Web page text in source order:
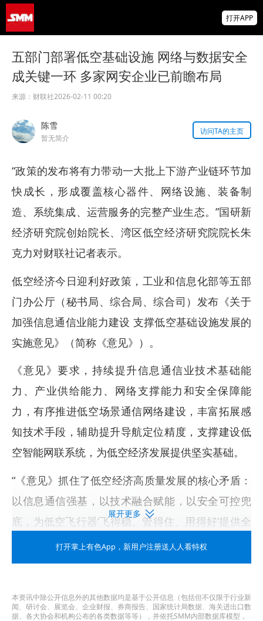
寻锌行业破局发展新机遇
美国拟投30亿美元扶持关键矿产
打开APP
五部门部署低空基础设施 网络与数据安全
成关键一环 多家网安企业已前瞻布局
来源： 财联社2026-02-11 00:20
陈雪
暂无简介
访问TA的主页
“政策的发布将有力带动一大批上下游产业链环节加
快成长，形成覆盖核心器件、网络设施、装备制
造、系统集成、运营服务的完整产业生态。”国研新
经济研究院创始院长、湾区低空经济研究院院长朱
克力对财联社记者表示。
低空经济今日迎利好政策，工业和信息化部等五部
门办公厅（秘书局、综合局、综合司）发布《关于
加强信息通信业能力建设 支撑低空基础设施发展的
实施意见》（简称《意见》）。
《意见》要求，持续提升信息通信业技术基础能
力、产业供给能力、网络支撑能力和安全保障能
力，有序推进低空场景通信网络建设，丰富拓展感
知技术手段，辅助提升导航定位精度，支撑建设低
空智能网联系统，为低空经济发展提供坚实基础。
“《意见》抓住了低空经济高质量发展的核心矛盾：
以信息通信强基，以技术融合赋能，以安全可控兜
底，为低空飞行器‘飞得稳、管得住、用得好’提供全
周期支撑。”朱克力指出。
《意见》提出，到2027年，全国低空公共航路地面
移动通信网络覆盖率不低于90%，多元融合感知方
展开更多
打开掌上有色App ，新用户注册送人人看特权
本资讯中除公开信息外的其他数据均是基于公开信息（包括但不仅限于行业新
闻、研讨会、展览会、企业财报、券商报告、国家统计局数据、海关进出口数
据、各大协会和机构公布的各类数据等等），并依托SMM内部数据库模型，